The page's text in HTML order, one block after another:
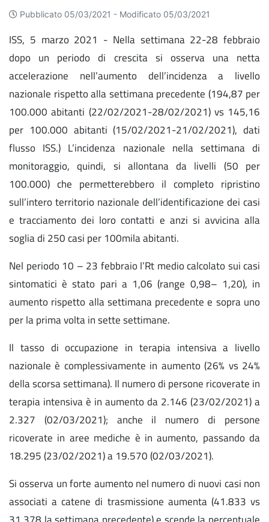
Pubblicato 05/03/2021 - Modificato 05/03/2021
ISS, 5 marzo 2021 - Nella settimana 22-28 febbraio
dopo un periodo di crescita si osserva una netta
accelerazione nell’aumento dell’incidenza a livello
nazionale rispetto alla settimana precedente (194,87 per
100.000 abitanti (22/02/2021-28/02/2021) vs 145,16
per 100.000 abitanti (15/02/2021-21/02/2021), dati
flusso ISS.) L’incidenza nazionale nella settimana di
monitoraggio, quindi, si allontana da livelli (50 per
100.000) che permetterebbero il completo ripristino
sull’intero territorio nazionale dell’identificazione dei casi
e tracciamento dei loro contatti e anzi si avvicina alla
soglia di 250 casi per 100mila abitanti.
Nel periodo 10 – 23 febbraio l’Rt medio calcolato sui casi
sintomatici è stato pari a 1,06 (range 0,98– 1,20), in
aumento rispetto alla settimana precedente e sopra uno
per la prima volta in sette settimane.
Il tasso di occupazione in terapia intensiva a livello
nazionale è complessivamente in aumento (26% vs 24%
della scorsa settimana). Il numero di persone ricoverate in
terapia intensiva è in aumento da 2.146 (23/02/2021) a
2.327 (02/03/2021); anche il numero di persone
ricoverate in aree mediche è in aumento, passando da
18.295 (23/02/2021) a 19.570 (02/03/2021).
Si osserva un forte aumento nel numero di nuovi casi non
associati a catene di trasmissione aumenta (41.833 vs